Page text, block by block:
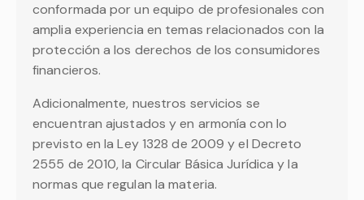
conformada por un equipo de profesionales con
amplia experiencia en temas relacionados con la
protección a los derechos de los consumidores
financieros.
Adicionalmente, nuestros servicios se
encuentran ajustados y en armonía con lo
previsto en la Ley 1328 de 2009 y el Decreto
2555 de 2010, la Circular Básica Jurídica y la
normas que regulan la materia.